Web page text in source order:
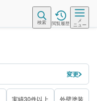
検索 閲覧履歴
メ
ニュー
変更
実績30件以上 外壁塗装